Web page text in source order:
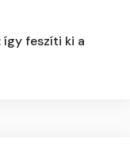
feszíti ki a